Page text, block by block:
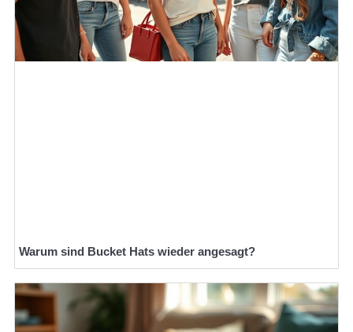
Warum sind Bucket Hats wieder angesagt?